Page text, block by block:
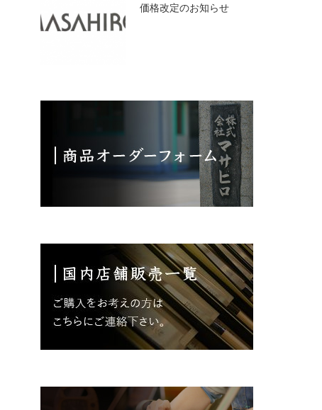
価格改定のお知らせ